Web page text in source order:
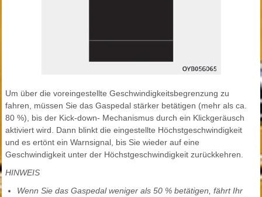
Um über die voreingestellte Geschwindigkeitsbegrenzung zu
fahren, müssen Sie das Gaspedal stärker betätigen (mehr als ca.
80 %), bis der Kick-down- Mechanismus durch ein Klickgeräusch
aktiviert wird. Dann blinkt die eingestellte Höchstgeschwindigkeit
und es ertönt ein Warnsignal, bis Sie wieder auf eine
Geschwindigkeit unter der Höchstgeschwindigkeit zurückkehren.
HINWEIS
Wenn Sie das Gaspedal weniger als 50 % betätigen, fährt Ihr